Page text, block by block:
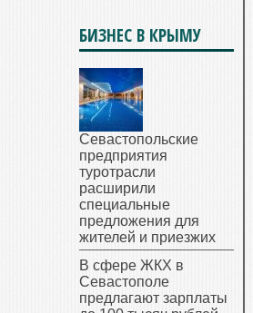
БИЗНЕС В КРЫМУ
Севастопольские
предприятия
туротрасли
расширили
специальные
предложения для
жителей и приезжих
В сфере ЖКХ в
Севастополе
предлагают зарплаты